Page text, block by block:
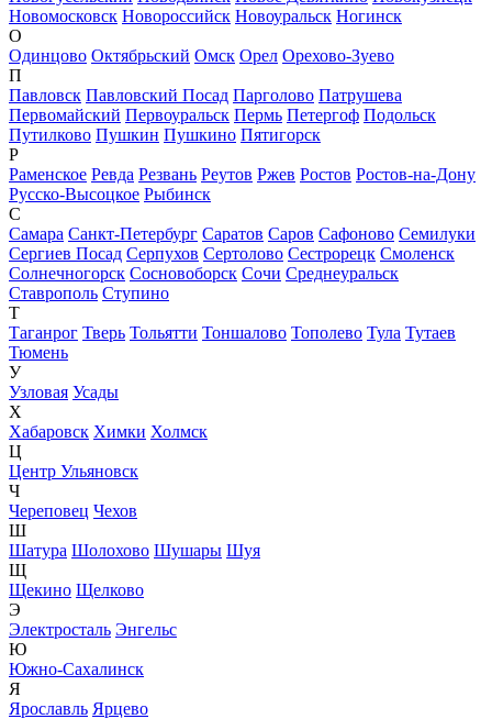
Новомосковск Новороссийск Новоуральск Ногинск
О
Одинцово Октябрьский Омск Орел Орехово-Зуево
П
Павловск Павловский Посад Парголово Патрушева
Первомайский Первоуральск Пермь Петергоф Подольск
Путилково Пушкин Пушкино Пятигорск
Р
Раменское Ревда Резвань Реутов Ржев Ростов Ростов-на-Дону
Русско-Высоцкое Рыбинск
С
Самара Санкт-Петербург Саратов Саров Сафоново Семилуки
Сергиев Посад Серпухов Сертолово Сестрорецк Смоленск
Солнечногорск Сосновоборск Сочи Среднеуральск
Ставрополь Ступино
Т
Таганрог Тверь Тольятти Тоншалово Тополево Тула Тутаев
Тюмень
У
Узловая Усады
Х
Хабаровск Химки Холмск
Ц
Центр Ульяновск
Ч
Череповец Чехов
Ш
Шатура Шолохово Шушары Шуя
Щ
Щекино Щелково
Э
Электросталь Энгельс
Ю
Южно-Сахалинск
Я
Ярославль Ярцево